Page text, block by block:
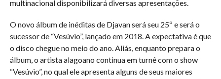
multinacional disponibilizará diversas apresentações.
O novo álbum de inéditas de Djavan será seu 25º e será o
sucessor de “Vesúvio”, lançado em 2018. A expectativa é que
o disco chegue no meio do ano. Aliás, enquanto prepara o
álbum, o artista alagoano continua em turnê com o show
“Vesúvio”, no qual ele apresenta alguns de seus maiores